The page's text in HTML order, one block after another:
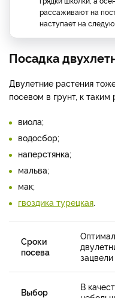
рассаживают на
наступает на
Посадка
Двулетние растения
посевом в грунт, к таким
виола;
водосбор;
наперстянка;
мальва;
мак;
гвоздика турецкая.
Сроки
посева
Выбор
В